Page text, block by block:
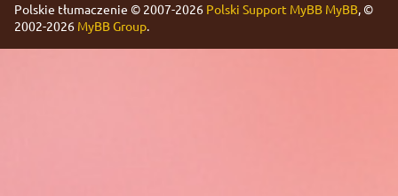
Polskie tłumaczenie © 2007-2026 Polski Support MyBB MyBB, ©
2002-2026 MyBB Group.